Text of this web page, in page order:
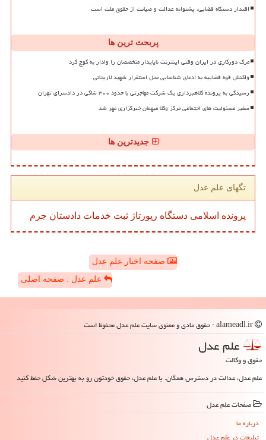
اقتدار دستگاه قضایی، پشتوانه عدالت و صیانت از حقوق ملت است
پربحث ترین ها
مرگ دورکاری در ایران وقتی اینترنت ناپایدار متخصصان را وادار به کوچ کرد
واکنش قوه قضاییه به ادعای شناسایی محل استقرار شهید لاریجانی
رسیدگی به پرونده کلاهبرداری یک شرکت مهاجرتی با حدود ۳۰۰ شاکی در دادسرای تهران
سفیر مسئولیت های اجتماعی مرکز وکلا میهمان خبرگزاری مهر شد
جدیدترین ها
تگهای علم عدل
پرونده اسلامی دستگاه رپورتاژ ثبت خدمات دادستان جرم
صفحه اخبار علم عدل
علم عدل : صفحه اصلی
علم عدل
حقوق و وکالت
علم عدل، عدالت در دسترس همگان. با علم عدل، حقوق خودتون رو به بهترین شکل حفظ کنید
صفحات علم عدل
درباره ما
تبلیغات در علم عدل